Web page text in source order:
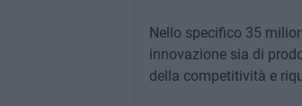
Nello specifico 35
innovazione sia di
della competitività e